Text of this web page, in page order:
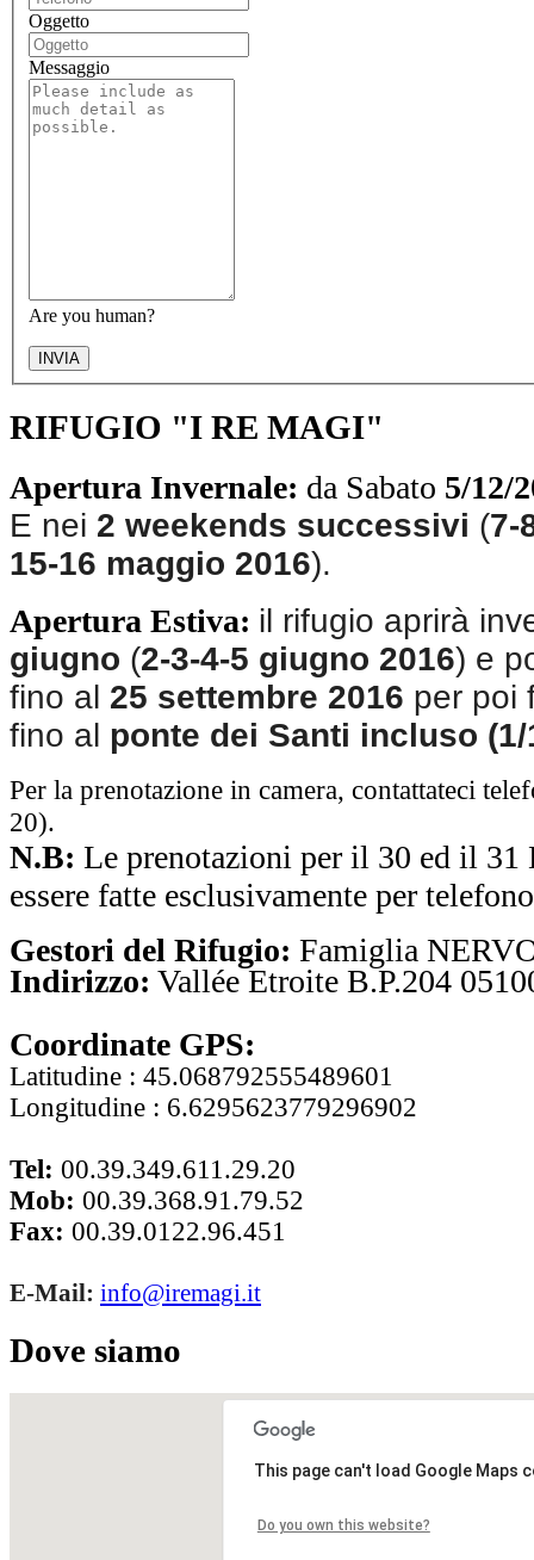
Oggetto
Messaggio
Are you human?
INVIA
RIFUGIO "I RE MAGI"
Apertura Invernale: da Sabato 5/12/
E nei 2 weekends successivi (7-
15-16 maggio 2016).
Apertura Estiva: il rifugio aprirà
giugno (2-3-4-5 giugno 2016) e
fino al 25 settembre 2016 per poi
fino al ponte dei Santi incluso (1/
Per la prenotazione in camera, contattateci
20).
N.B: Le prenotazioni per il 30 ed il
essere fatte esclusivamente per
Gestori del Rifugio: Famiglia
Indirizzo: Vallée Etroite B.P.204 05
Coordinate GPS:
Latitudine : 45.068792555489601
Longitudine : 6.6295623779296902
Tel: 00.39.349.611.29.20
Mob: 00.39.368.91.79.52
Fax: 00.39.0122.96.451
E-Mail: info@iremagi.it
Dove siamo
This page can't load Google Maps
Do you own this website?